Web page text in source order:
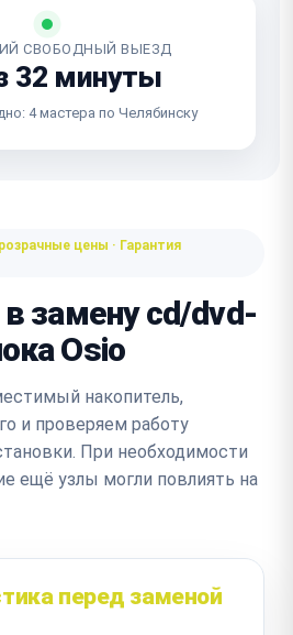
СВОБОДНЫЙ ВЫЕЗД
32 минуты
4 мастера по Челябинску
цены · Гарантия
замену cd/dvd-
Osio
накопитель,
и проверяем работу
При необходимости
ещё узлы могли повлиять на
перед заменой